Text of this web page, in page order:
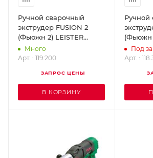
Ручной сварочный
экструдер FUSION 2
(Фьюжн 2) LEISTER
119.200
Много
Арт. : 119.200
ЗАПРОС ЦЕНЫ
В КОРЗИНУ
Ручной
(Фьюжн
118.300
Под
Арт. :